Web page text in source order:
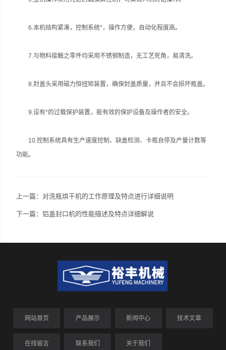
6.本机结构紧凑，控制系统*，操作方便，自动化程度高。
7.与物料接触之零件均采用不锈钢制造，无工艺死角，易清洗。
8.封盖头采用磁力恒扭矩装置，确保封盖质量，并且不会损坏瓶盖。
9.设有*的过载保护装置，能有效的保护设备及操作者的安全。
10.控制系统具有生产速度控制、缺盖检测、卡瓶自停及产量计数等
功能。
上一篇： 对洗瓶烘干机的工作原理及特点进行详细说明
下一篇：铝盖封口机的性能描述及特点详细解说
网站首页 产品展示 新闻中心 技术文章
在线留言 联系我们 关于我们